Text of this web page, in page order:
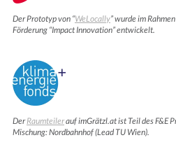
Der Prototyp von “WeLocally” wurde im
Förderung “Impact Innovation” entwickelt.
DerRaumteilerauf imGrätzl.at ist Teil des F&E
Mischung: Nordbahnhof (Lead TU Wien).